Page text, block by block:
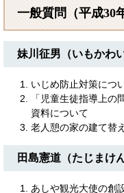
一般質問（平成30
妹川征男（いもかわ
いじめ防止対策につ
「児童生徒指導上
資料について
老人憩の家の建て替
田島憲道（たじまけ
あしや観光大使の創